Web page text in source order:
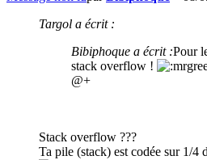
Targol a écrit :
Bibiphoque a écrit :Pour
stack overflow !
@+
Stack overflow ???
Ta pile (stack) est codée sur 1/4